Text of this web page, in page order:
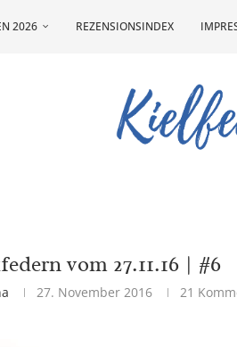
2026 REZENSIONSINDEX
vom 27.11.16 | #6
27. November 2016 21